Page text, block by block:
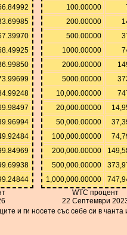
100.00000
200.00000
500.00000
1000.00000
2000.00000
5000.00000
10,000.00000
20,000.00000
50,000.00000
100,000.00000
200,000.00000
500,000.00000
1,000,000.00000
WTC процент
22 Септември
и ги носете със себе си в